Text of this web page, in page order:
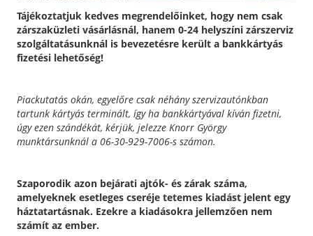
Tájékoztatjuk kedves megrendelőinket, hogy nem csak
zárszaküzleti vásárlásnál, hanem 0-24 helyszíni zárszerviz
szolgáltatásunknál is bevezetésre került a bankkártyás
fizetési lehetőség!
Piackutatás okán, egyelőre csak néhány szervizautónkban
tartunk kártyás terminált, így ha bankkártyával kíván fizetni,
úgy ezen szándékát, kérjük, jelezze Knorr György
munktársunknál a 06-30-929-7006-s számon.
Szaporodik azon bejárati ajtók- és zárak száma,
amelyeknek esetleges cseréje tetemes kiadást jelent egy
háztatartásnak. Ezekre a kiadásokra jellemzően nem
számít az ember.